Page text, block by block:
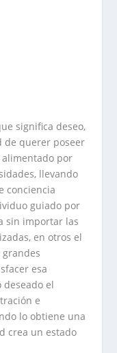
significa deseo,
de querer poseer
alimentado por
llevando
conciencia
guiado por
sin importar las
en otros el
esa
deseado el
e
lo obtiene una
crea un estado